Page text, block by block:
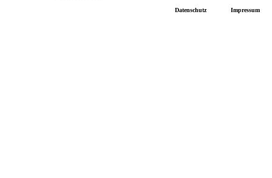
Datenschutz Impressum